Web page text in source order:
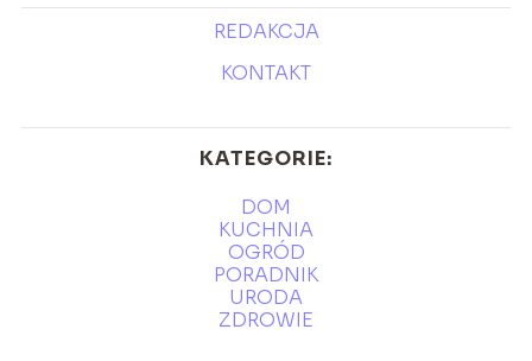
REDAKCJA
KONTAKT
KATEGORIE:
DOM
KUCHNIA
OGRÓD
PORADNIK
URODA
ZDROWIE